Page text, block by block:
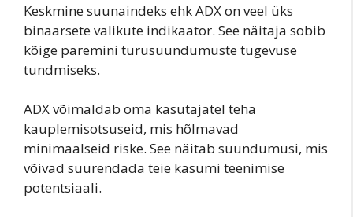
Keskmine suunaindeks ehk ADX on veel üks
binaarsete valikute indikaator. See näitaja sobib
kõige paremini turusuundumuste tugevuse
tundmiseks.
ADX võimaldab oma kasutajatel teha
kauplemisotsuseid, mis hõlmavad
minimaalseid riske. See näitab suundumusi, mis
võivad suurendada teie kasumi teenimise
potentsiaali.